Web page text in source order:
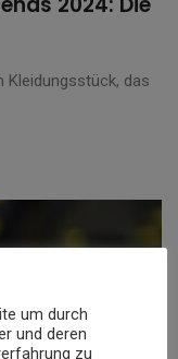
Kleidungsstück, das
um durch
und deren
zu